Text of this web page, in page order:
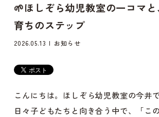
🌱ほしぞら幼児教室の一コマ
育ちのステップ
2026.05.13 お知らせ
こんにちは。ほしぞら幼児教室の今井で
日々子どもたちと向き合う中で、「こ